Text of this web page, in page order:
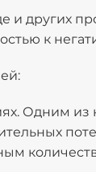
и других
к
Одним